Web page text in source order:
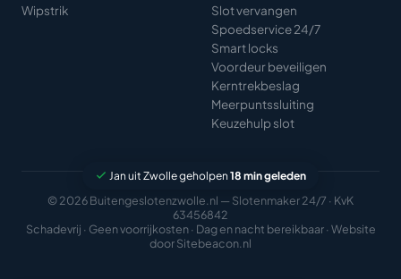
Wipstrik
Slot vervangen
Spoedservice 24/7
Smart locks
Voordeur beveiligen
Kerntrekbeslag
Meerpuntssluiting
Keuzehulp slot
© 2026 Buitengeslotenzwolle.nl — Slotenmaker 24/7 · KvK
63456842
Schadevrij · Geen voorrijkosten · Dag en nacht bereikbaar · Website
doorSitebeacon.nl
Jan uit Zwolle geholpen 18 min geleden